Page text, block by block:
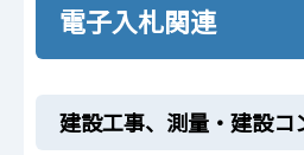
電子入札関連
建設工事、測量・建設コ